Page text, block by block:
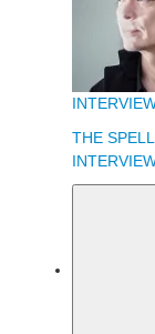
THE